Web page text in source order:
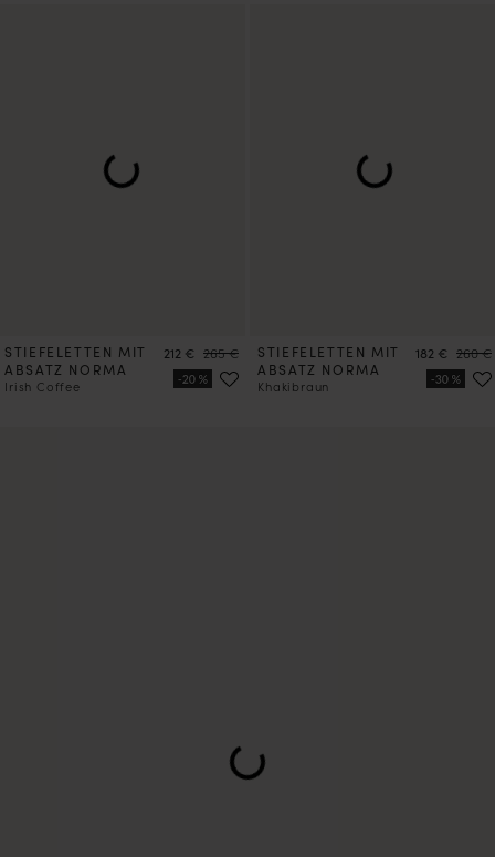
STIEFELETTEN MIT
ABSATZ NORMA
Irish Coffee
Preis
212 € Preis
265 €
STIEFELETTEN MIT
ABSATZ NORMA
Khakibraun
Preis
182 € Preis
260 €